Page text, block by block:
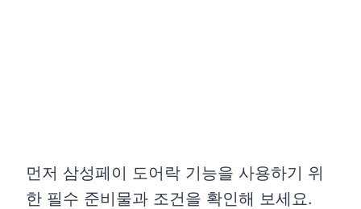
먼저 삼성페이 도어락 기능을 사용하기 위
한 필수 준비물과 조건을 확인해 보세요.